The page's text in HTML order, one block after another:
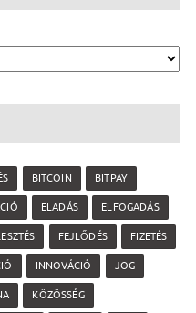
BITCOIN BITPAY
ELADÁS ELFOGADÁS
FEJLŐDÉS FIZETÉS
INNOVÁCIÓ JOG
KÖZÖSSÉG